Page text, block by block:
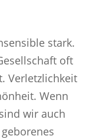
stark.
oft
Verletzlichkeit
Wenn
wir auch